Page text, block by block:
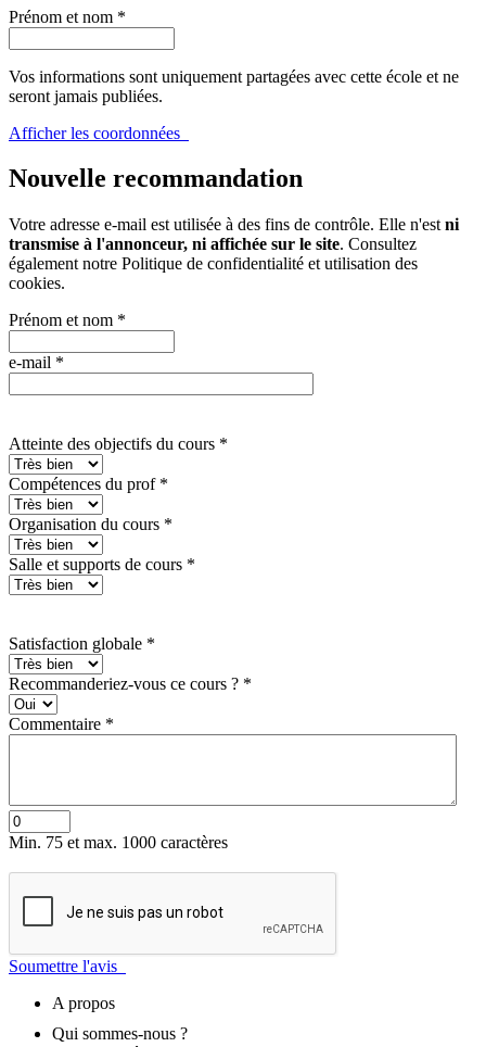
Prénom et nom *
Vos informations sont uniquement partagées avec cette école et ne
seront jamais publiées.
Afficher les coordonnées
Nouvelle recommandation
Votre adresse e-mail est utilisée à des fins de contrôle. Elle n'est ni
transmise à l'annonceur, ni affichée sur le site. Consultez
également notre Politique de confidentialité et utilisation des
cookies.
Prénom et nom *
e-mail *
Atteinte des objectifs du cours *
Compétences du prof *
Organisation du cours *
Salle et supports de cours *
Satisfaction globale *
Recommanderiez-vous ce cours ? *
Commentaire *
Min. 75 et max. 1000 caractères
Soumettre l'avis
A propos
Qui sommes-nous ?